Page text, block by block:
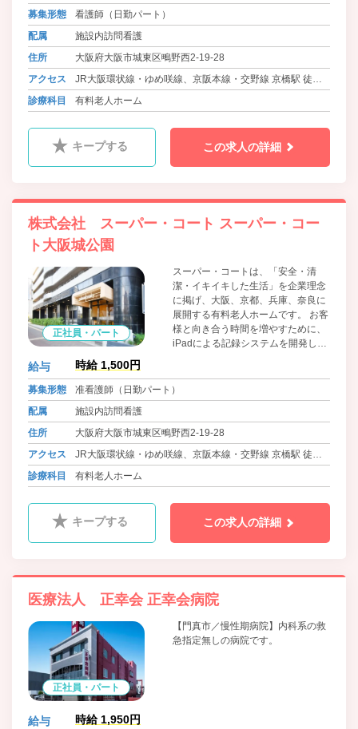
高齢者ニーズに応え、さらなる飛躍
募集形態
看護師（日勤パート）
配属
施設内訪問看護
住所
大阪府大阪市城東区鴫野西2-19-28
アクセス
JR大阪環状線・ゆめ咲線、京阪本線・交野線 京橋駅 徒歩6
分
診療科目 有料老人ホーム
キープする この求人の詳細
株式会社 スーパー・コート スーパー・コー
ト大阪城公園
正社員・パート
スーパー・コートは、「安全・清
潔・イキイキした生活」を企業理念
に掲げ、大阪、京都、兵庫、奈良に
展開する有料老人ホームです。 お客
様と向き合う時間を増やすために、
iPadによる記録システムを開発し、
の対応能力の向上など、多様化する
高齢者ニーズに応え、さらなる飛躍
給与 時給 1,500円
募集形態
准看護師（日勤パート）
配属
施設内訪問看護
住所
大阪府大阪市城東区鴫野西2-19-28
アクセス
JR大阪環状線・ゆめ咲線、京阪本線・交野線 京橋駅 徒歩6
分
診療科目 有料老人ホーム
キープする この求人の詳細
医療法人 正幸会 正幸会病院
正社員・パート
【門真市／慢性期病院】内科系の救
急指定無しの病院です。
給与 時給 1,950円